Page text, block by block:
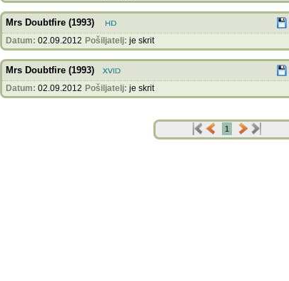
Mrs Doubtfire (1993)
Datum: 02.09.2012 Pošiljatelj: je skrit
Mrs Doubtfire (1993)
Datum: 02.09.2012 Pošiljatelj: je skrit
1